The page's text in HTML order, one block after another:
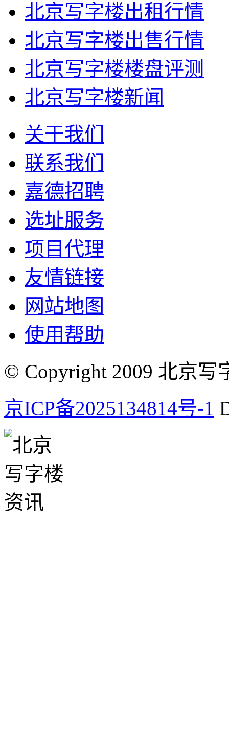
北京写字楼出租行情
北京写字楼出售行情
北京写字楼楼盘评测
北京写字楼新闻
关于我们
联系我们
嘉德招聘
选址服务
项目代理
友情链接
网站地图
使用帮助
© Copyright 2009 北京写
京ICP备2025134814号-1